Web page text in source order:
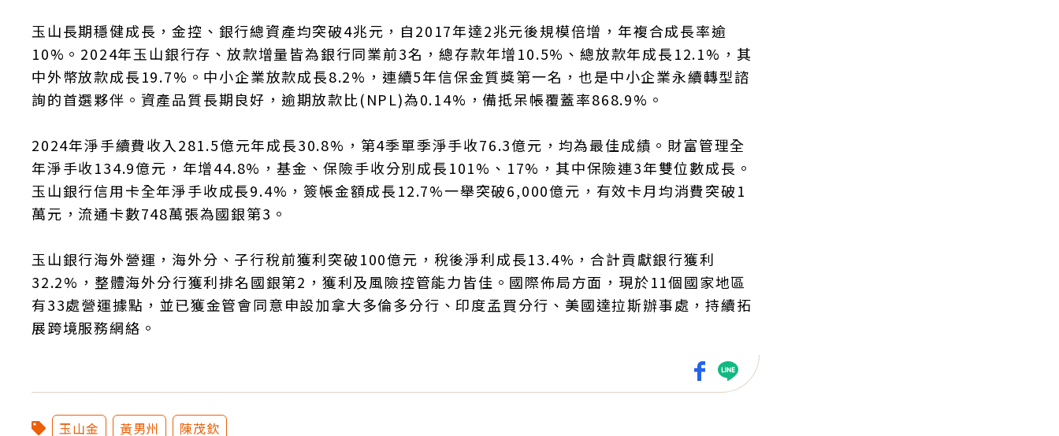
玉山長期穩健成長，金控、銀行總資產均突破4兆元，自2017年達2兆元後規模倍增，年複合成長率逾
10%。2024年玉山銀行存、放款增量皆為銀行同業前3名，總存款年增10.5%、總放款年成長12.1%，其
中外幣放款成長19.7%。中小企業放款成長8.2%，連續5年信保金質獎第一名，也是中小企業永續轉型諮
詢的首選夥伴。資產品質長期良好，逾期放款比(NPL)為0.14%，備抵呆帳覆蓋率868.9%。
2024年淨手續費收入281.5億元年成長30.8%，第4季單季淨手收76.3億元，均為最佳成績。財富管理全
年淨手收134.9億元，年增44.8%，基金、保險手收分別成長101%、17%，其中保險連3年雙位數成長。
玉山銀行信用卡全年淨手收成長9.4%，簽帳金額成長12.7%一舉突破6,000億元，有效卡月均消費突破1
萬元，流通卡數748萬張為國銀第3。
玉山銀行海外營運，海外分、子行稅前獲利突破100億元，稅後淨利成長13.4%，合計貢獻銀行獲利
32.2%，整體海外分行獲利排名國銀第2，獲利及風險控管能力皆佳。國際佈局方面，現於11個國家地區
有33處營運據點，並已獲金管會同意申設加拿大多倫多分行、印度孟買分行、美國達拉斯辦事處，持續拓
展跨境服務網絡。
玉山金 黃男州 陳茂欽